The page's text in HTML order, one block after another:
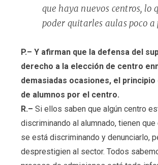
que haya nuevos centros, lo
poder quitarles aulas poco a
P.– Y afirman que la defensa del
derecho a la elección de centro
demasiadas ocasiones, el
de alumnos por el centro.
R.– Si ellos saben que algún centro
discriminando al alumnado, tienen
se está discriminando y denunciarlo,
desprestigien al sector. Todos